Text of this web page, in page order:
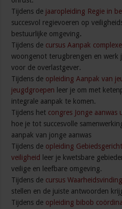
Tijdens de jaaropleiding Regie in
succesvol regievoeren op
bestuurlijke omgeving.
Tijdens de cursus Aanpak
woongenot terugbrengen en werk
voor de overlastgever.
Tijdens de opleiding Aanpak van
jeugdgroepen leer je om met
integrale aanpak te komen.
Tijdens het congres Jonge
hoe je tot succesvolle
aanpak van jonge aanwas
Tijdens de opleiding
veiligheid
leer je kwetsbare
veilige en leefbare omgeving.
Tijdens de cursus Waarheidsvinding
stellen en de juiste antwoorden
Tijdens de opleiding bibob